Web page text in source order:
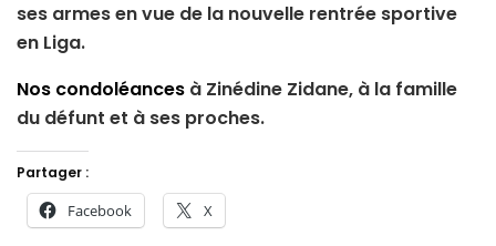
ses armes en vue de la nouvelle rentrée sportive
en Liga.
Nos condoléances à Zinédine Zidane, à la famille
du défunt et à ses proches.
Partager :
Facebook X